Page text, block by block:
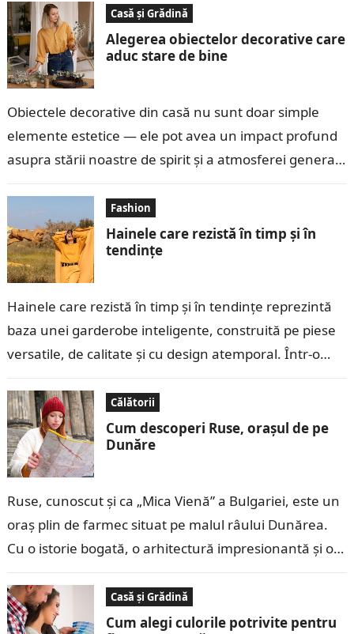
Casă și Grădină
Alegerea obiectelor decorative care
aduc stare de bine
Obiectele decorative din casă nu sunt doar simple
elemente estetice — ele pot avea un impact profund
asupra stării noastre de spirit și a atmosferei generale
Fashion
Hainele care rezistă în timp și în
tendințe
Hainele care rezistă în timp și în tendințe reprezintă
baza unei garderobe inteligente, construită pe piese
versatile, de calitate și cu design atemporal. Într-o
Călătorii
Cum descoperi Ruse, orașul de pe
Dunăre
Ruse, cunoscut și ca „Mica Vienă” a Bulgariei, este un
oraș plin de farmec situat pe malul râului Dunărea.
Cu o istorie bogată, o arhitectură impresionantă și o…
Casă și Grădină
Cum alegi culorile potrivite pentru